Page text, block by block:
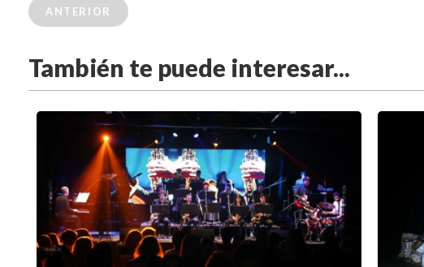
ANTERIOR
También te puede interesar...